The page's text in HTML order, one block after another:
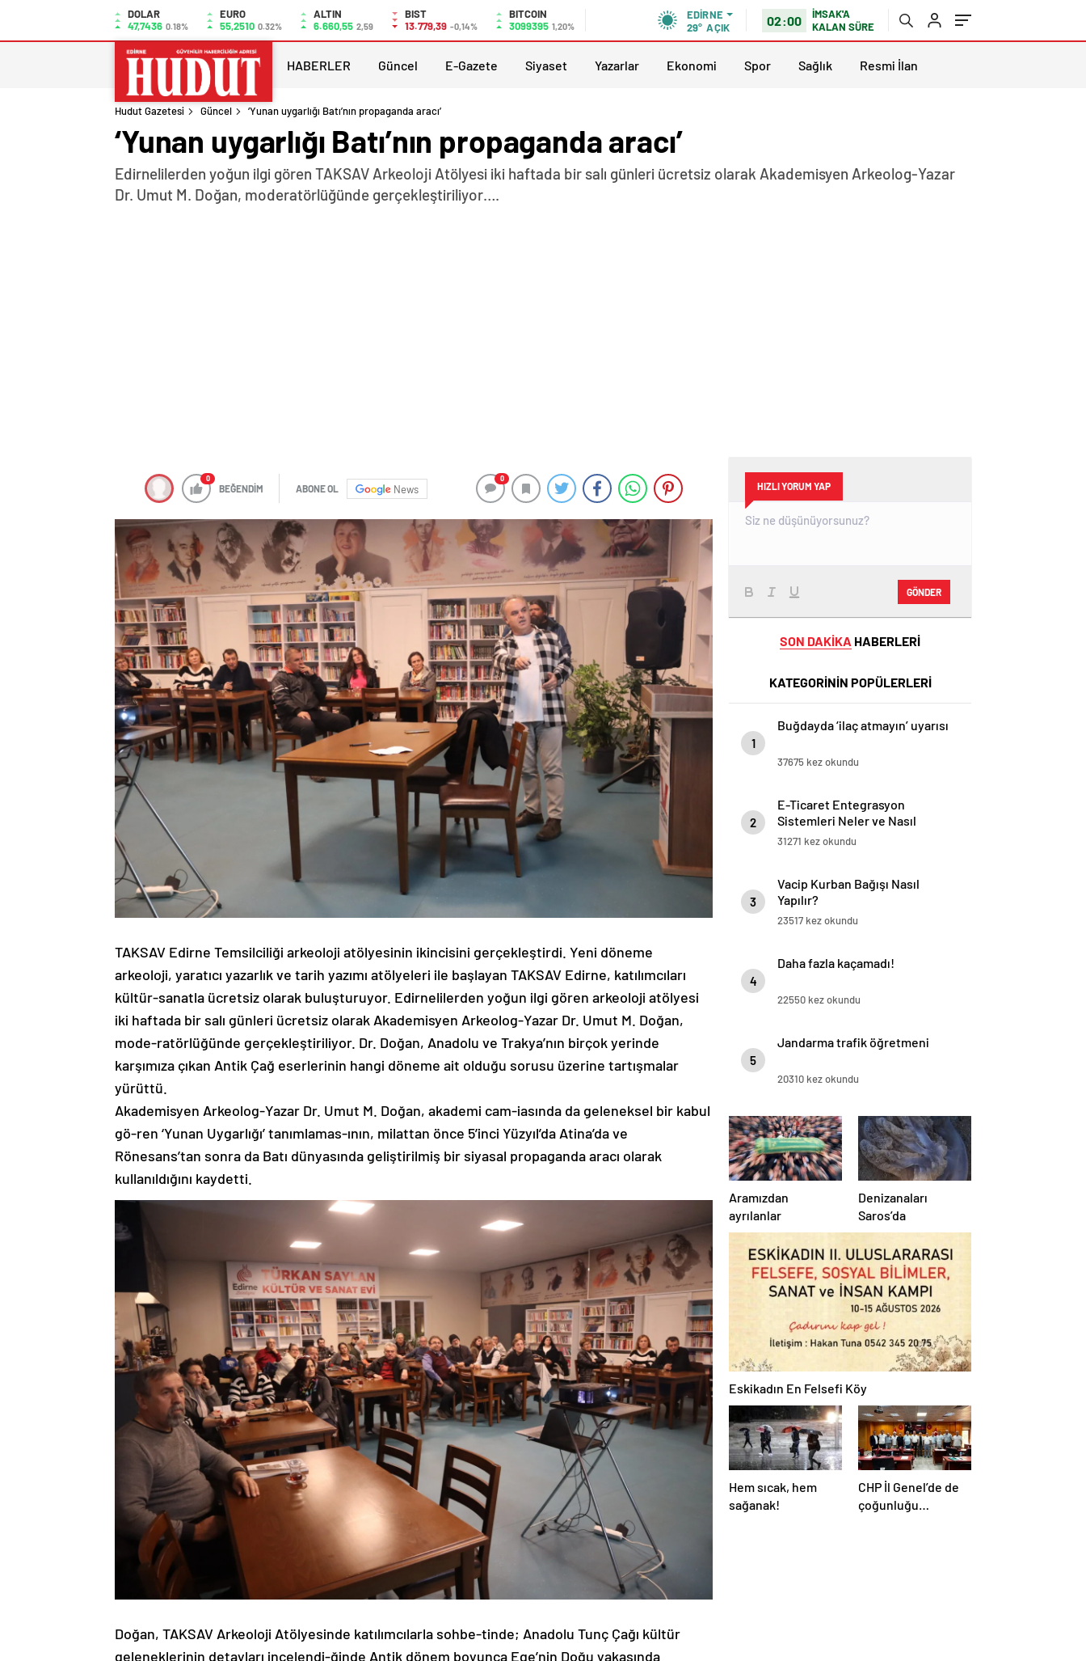
DOLAR
47,7436 0.18%
EURO
55,2510 0.32%
ALTIN
6.660,55 2,59
BIST
13.779,39 -0,14%
BITCOIN
3099395 1,20%
EDIRNE
29° AÇIK 02:00
İMSAK'A
KALAN SÜRE
HABERLER Güncel E-Gazete Siyaset Yazarlar Ekonomi Spor Sağlık Resmi İlan
Hudut Gazetesi Güncel ‘Yunan uygarlığı Batı’nın propaganda aracı’
‘Yunan uygarlığı Batı’nın propaganda aracı’
Edirnelilerden yoğun ilgi gören TAKSAV Arkeoloji Atölyesi iki haftada bir salı günleri ücretsiz olarak Akademisyen Arkeolog-Yazar
Dr. Umut M. Doğan, moderatörlüğünde gerçekleştiriliyor….
0
BEĞENDİM ABONE OL News
0
TAKSAV Edirne Temsilciliği arkeoloji atölyesinin ikincisini gerçekleştirdi. Yeni döneme
arkeoloji, yaratıcı yazarlık ve tarih yazımı atölyeleri ile başlayan TAKSAV Edirne, katılımcıları
kültür-sanatla ücretsiz olarak buluşturuyor. Edirnelilerden yoğun ilgi gören arkeoloji atölyesi
iki haftada bir salı günleri ücretsiz olarak Akademisyen Arkeolog-Yazar Dr. Umut M. Doğan,
mode-ratörlüğünde gerçekleştiriliyor. Dr. Doğan, Anadolu ve Trakya’nın birçok yerinde
karşımıza çıkan Antik Çağ eserlerinin hangi döneme ait olduğu sorusu üzerine tartışmalar
yürüttü.
Akademisyen Arkeolog-Yazar Dr. Umut M. Doğan, akademi cam-iasında da geleneksel bir kabul
gö-ren ‘Yunan Uygarlığı’ tanımlamas-ının, milattan önce 5’inci Yüzyıl’da Atina’da ve
Rönesans’tan sonra da Batı dünyasında geliştirilmiş bir siyasal propaganda aracı olarak
kullanıldığını kaydetti.
Doğan, TAKSAV Arkeoloji Atölyesinde katılımcılarla sohbe-tinde; Anadolu Tunç Çağı kültür
geleneklerinin detayları incelendi-ğinde Antik dönem boyunca Ege’nin Doğu yakasında
HIZLI YORUM YAP
GÖNDER
SON DAKİKA HABERLERİ
KATEGORİNİN POPÜLERLERİ
1
Buğdayda ‘ilaç atmayın’ uyarısı
37675 kez okundu
2
E-Ticaret Entegrasyon
Sistemleri Neler ve Nasıl
Yapılır?
31271 kez okundu
3
Vacip Kurban Bağışı Nasıl
Yapılır?
23517 kez okundu
4
Daha fazla kaçamadı!
22550 kez okundu
5
Jandarma trafik öğretmeni
20310 kez okundu
Aramızdan
ayrılanlar
Denizanaları
Saros’da
Eskikadın En Felsefi Köy
Hem sıcak, hem
sağanak!
CHP İl Genel’de de
çoğunluğu